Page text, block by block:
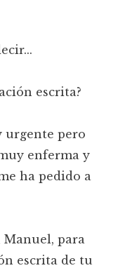
escrita?
urgente pero
enferma y
ha pedido a
Manuel, para
escrita de tu